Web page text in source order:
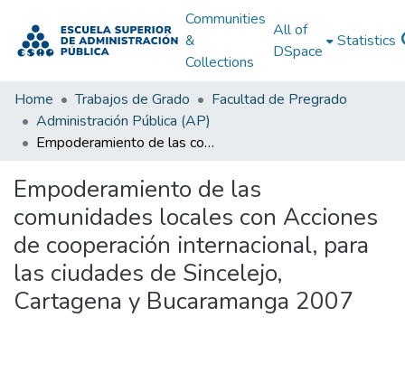
Communities
&
Collections
All of
DSpace
Statistics
Home Trabajos de Grado
Facultad de Pregrado
Administración Pública (AP)
Empoderamiento de las comunidades locales con Acciones de cooperación internacional, para las ciudades de Sincelejo, Cartagena y Bucaramanga 2007
Empoderamiento de las
comunidades locales con Acciones
de cooperación internacional, para
las ciudades de Sincelejo,
Cartagena y Bucaramanga 2007